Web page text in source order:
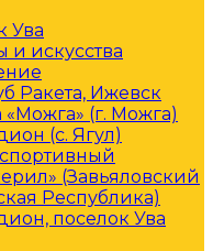
Ува
и искусства
Ракета, Ижевск
(г. Можга)
(с. Ягул)
(Завьяловский
Республика)
поселок Ува